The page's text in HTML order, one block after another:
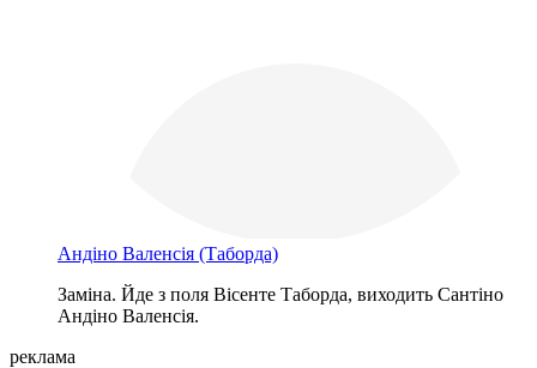
Андіно Валенсія (Таборда)
Заміна. Йде з поля Вісенте Таборда, виходить Сантіно
Андіно Валенсія.
реклама